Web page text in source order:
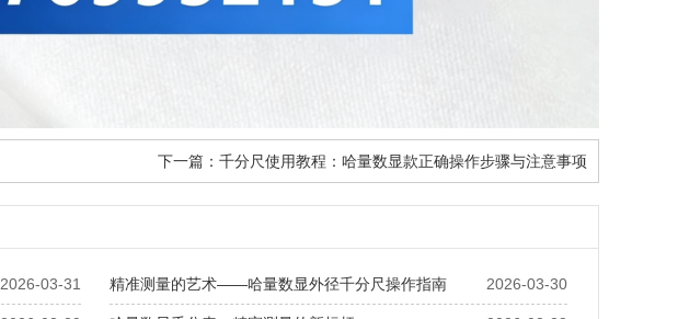
下一篇： 千分尺使用教程：哈量数显款正确操作步骤与注意事项
2026-03-31 2026-03-30
精准测量的艺术——哈量数显外径千分尺操作指南